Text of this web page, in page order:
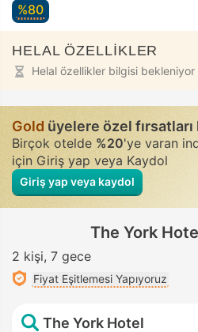
%80
HELAL ÖZELLİKLER
Helal özellikler bilgisi bekleniyor
Goldüyelere özel fırsatları
Birçok otelde%20'ye varan
için Giriş yap veya Kaydol
Giriş yap veya kaydol
The York
2 kişi 7 gece
Fiyat Eşitlemesi Yapıyoruz
The York Hotel